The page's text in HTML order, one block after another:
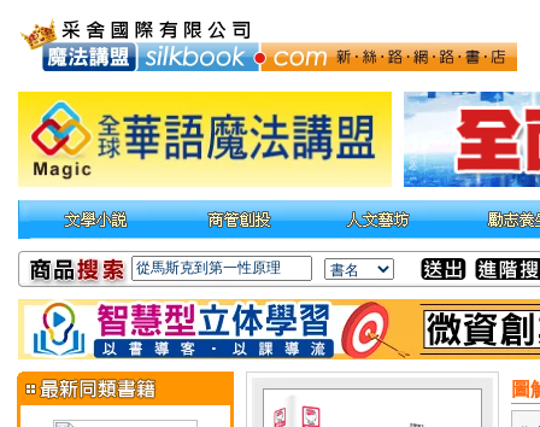
圖